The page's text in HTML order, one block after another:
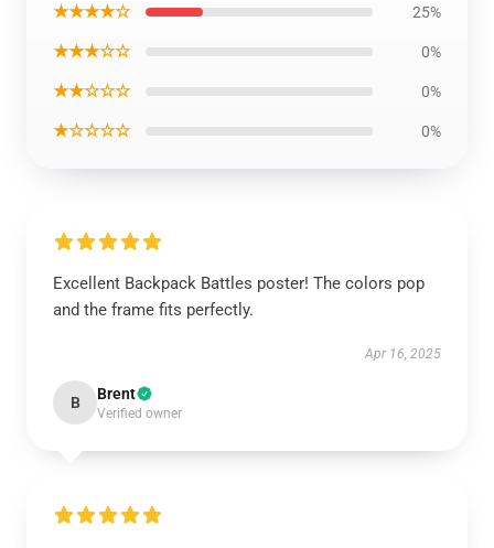
★★★★☆ 25%
★★★☆☆ 0%
★★☆☆☆ 0%
★☆☆☆☆ 0%
Excellent Backpack Battles poster! The colors pop
and the frame fits perfectly.
Apr 16, 2025
B Brent
Verified owner